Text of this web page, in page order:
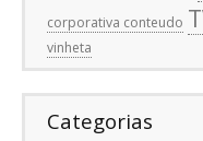
corporativa conteudo
vinheta
Categorias